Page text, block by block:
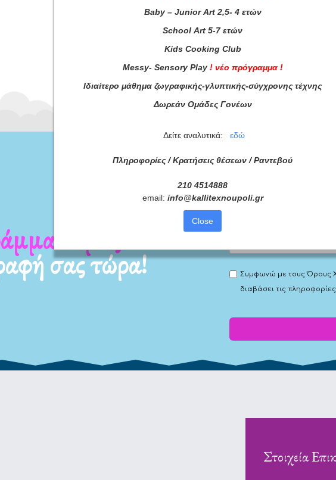
μας
σας τώρα! Συμφωνώ με τουςΌρους
διαβάσει τις
Στοιχεία
Baby– Junior Art2,5- 4 ετών
School Art 5-7 ετών
Kids Cooking Club
Messy- Sensory Play ! νέο πρόγραμμα !
Ιδιαίτερο μάθημα ζωγραφικής-γλυπτικής-σύγχρονης τέχνης
Δωρεάν Ομάδες Γονέων
Δείτε αναλυτικά: εδώ
Πληροφορίες / Κρατήσεις θέσεων / Ραντεβού
210 4514888
email: info@kallitexnoupoli.gr
Close